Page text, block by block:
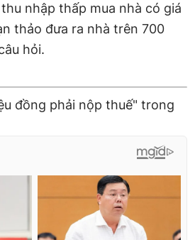
nhập thấp mua nhà có giá
thảo đưa ra nhà trên 700
hỏi.
đồng phải nộp thuế" trong